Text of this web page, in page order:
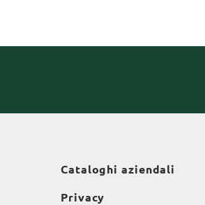
Cataloghi aziendali
Privacy